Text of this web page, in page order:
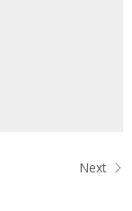
Next